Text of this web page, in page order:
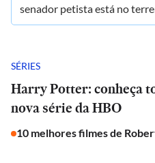
senador petista está no
SÉRIES
Harry Potter: conheça
nova série da HBO
10 melhores filmes de